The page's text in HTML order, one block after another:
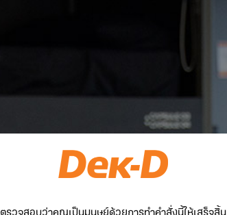
ตรวจสอบว่าคุณเป็นมนุษย์ด้วยการทำคำสั่งนี้ให้เสร็จสิ้น